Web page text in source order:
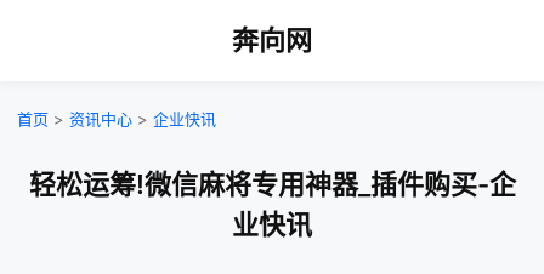
奔向网
首页 > 资讯中心 > 企业快讯
轻松运筹!微信麻将专用神器_插件购买-企
业快讯